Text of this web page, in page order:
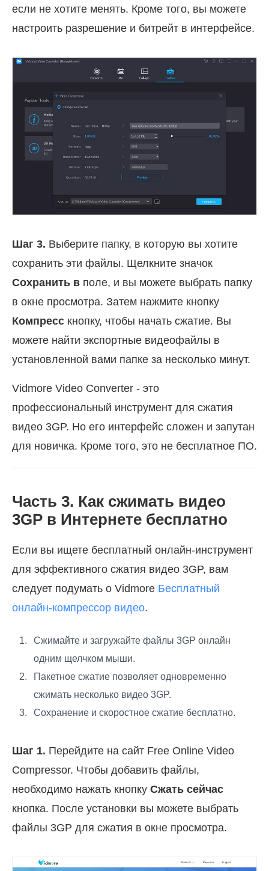
если не хотите менять. Кроме того, вы можете
настроить разрешение и битрейт в интерфейсе.
Шаг 3. Выберите папку, в которую вы хотите
сохранить эти файлы. Щелкните значок
Сохранить в поле, и вы можете выбрать папку
в окне просмотра. Затем нажмите кнопку
Компресс кнопку, чтобы начать сжатие. Вы
можете найти экспортные видеофайлы в
установленной вами папке за несколько минут.
Vidmore Video Converter - это
профессиональный инструмент для сжатия
видео 3GP. Но его интерфейс сложен и запутан
для новичка. Кроме того, это не бесплатное ПО.
Часть 3. Как сжимать видео
3GP в Интернете бесплатно
Если вы ищете бесплатный онлайн-инструмент
для эффективного сжатия видео 3GP, вам
следует подумать о Vidmore Бесплатный
онлайн-компрессор видео.
Сжимайте и загружайте файлы 3GP онлайн
одним щелчком мыши.
Пакетное сжатие позволяет одновременно
сжимать несколько видео 3GP.
Сохранение и скоростное сжатие бесплатно.
Шаг 1. Перейдите на сайт Free Online Video
Compressor. Чтобы добавить файлы,
необходимо нажать кнопку Сжать сейчас
кнопка. После установки вы можете выбрать
файлы 3GP для сжатия в окне просмотра.